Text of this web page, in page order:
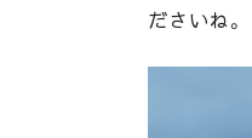
ださいね。